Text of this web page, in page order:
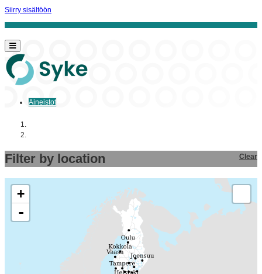
Siirry sisältöön
Aineistot
Filter by location Clear
+
-